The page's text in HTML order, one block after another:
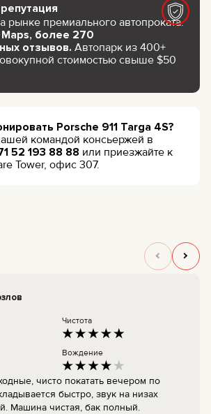
рынке премиального автопроката.
более 270
отзывов. Автопарк из 400+
стоимостью свыше $50
Porsche 911 Targa 4S?
командой консьержей в
52 193 88 88 или приезжайте к
Tower, офис 307.
Чистота
Вождение
чисто покатать вечером по
быстро, звук на низах
Машина чистая, бак полный.